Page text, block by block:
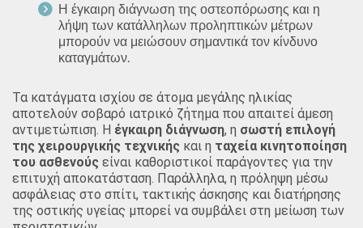
Η έγκαιρη διάγνωση της οστεοπόρωσης και η
λήψη των κατάλληλων προληπτικών μέτρων
μπορούν να μειώσουν σημαντικά τον κίνδυνο
καταγμάτων.
Τα κατάγματα ισχίου σε άτομα μεγάλης ηλικίας
αποτελούν σοβαρό ιατρικό ζήτημα που απαιτεί άμεση
αντιμετώπιση. Η έγκαιρη διάγνωση, η σωστή επιλογή
της χειρουργικής τεχνικής και η ταχεία κινητοποίηση
του ασθενούς είναι καθοριστικοί παράγοντες για την
επιτυχή αποκατάσταση. Παράλληλα, η πρόληψη μέσω
ασφάλειας στο σπίτι, τακτικής άσκησης και διατήρησης
της οστικής υγείας μπορεί να συμβάλει στη μείωση των